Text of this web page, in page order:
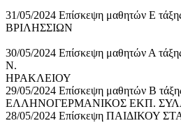
31/05/2024 Επίσκεψη μαθητών Ε
ΒΡΙΛΗΣΣΙΩΝ
30/05/2024 Επίσκεψη μαθητών Α
Ν.
ΗΡΑΚΛΕΙΟΥ
29/05/2024 Επίσκεψη μαθητών Β
ΕΛΛΗΝΟΓΕΡΜΑΝΙΚΟΣ ΕΚΠ.
28/05/2024 Επίσκεψη ΠΑΙΔΙΚΟΥ